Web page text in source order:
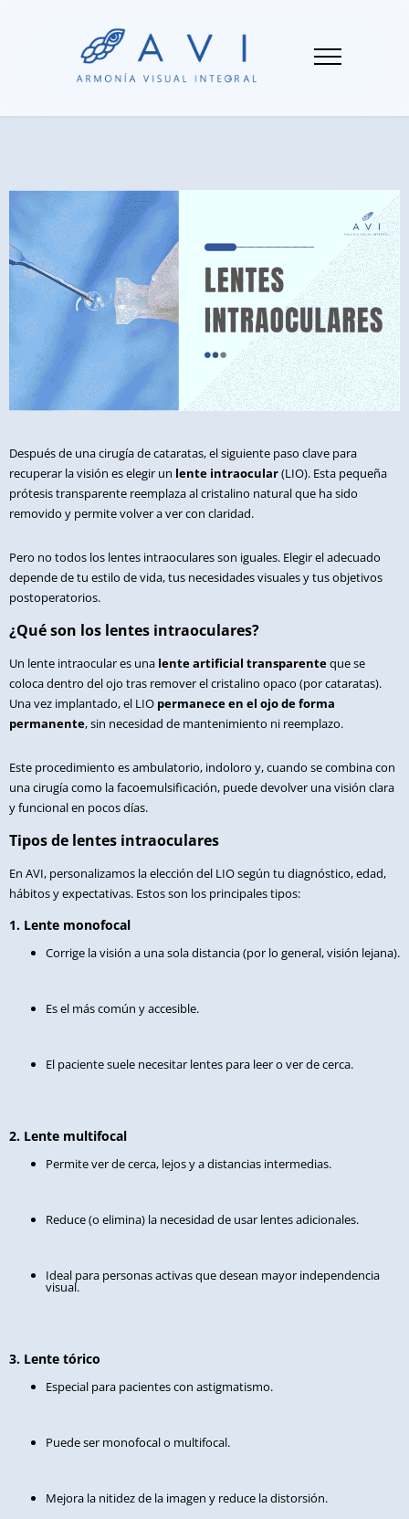
Después de una cirugía de cataratas, el siguiente paso clave para
recuperar la visión es elegir un lente intraocular(LIO). Esta pequeña
prótesis transparente reemplaza al cristalino natural que ha sido
removido y permite volver a ver con claridad.
Pero no todos los lentes intraoculares son iguales. Elegir el adecuado
depende de tu estilo de vida, tus necesidades visuales y tus objetivos
postoperatorios.
¿Qué son los lentes intraoculares?
Un lente intraocular es una lente artificial transparenteque se
coloca dentro del ojo tras remover el cristalino opaco (por cataratas).
Una vez implantado, el LIO permanece en el ojo de forma
permanente, sin necesidad de mantenimiento ni reemplazo.
Este procedimiento es ambulatorio, indoloro y, cuando se combina con
una cirugía como la facoemulsificación, puede devolver una visión clara
y funcional en pocos días.
Tipos de lentes intraoculares
En AVI, personalizamos la elección del LIO según tu diagnóstico, edad,
hábitos y expectativas. Estos son los principales tipos:
1. Lente monofocal
Corrige la visión a una sola distancia (por lo general, visión lejana).
Es el más común y accesible.
El paciente suele necesitar lentes para leer o ver de cerca.
2. Lente multifocal
Permite ver de cerca, lejos y a distancias intermedias.
Reduce (o elimina) la necesidad de usar lentes adicionales.
Ideal para personas activas que desean mayor independencia
visual.
3. Lente tórico
Especial para pacientes con astigmatismo.
Puede ser monofocal o multifocal.
Mejora la nitidez de la imagen y reduce la distorsión.